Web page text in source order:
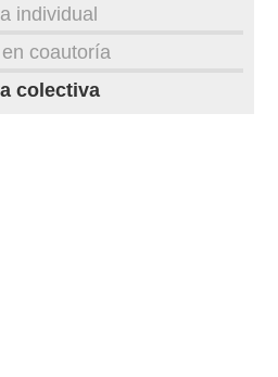
individual
coautoría
colectiva